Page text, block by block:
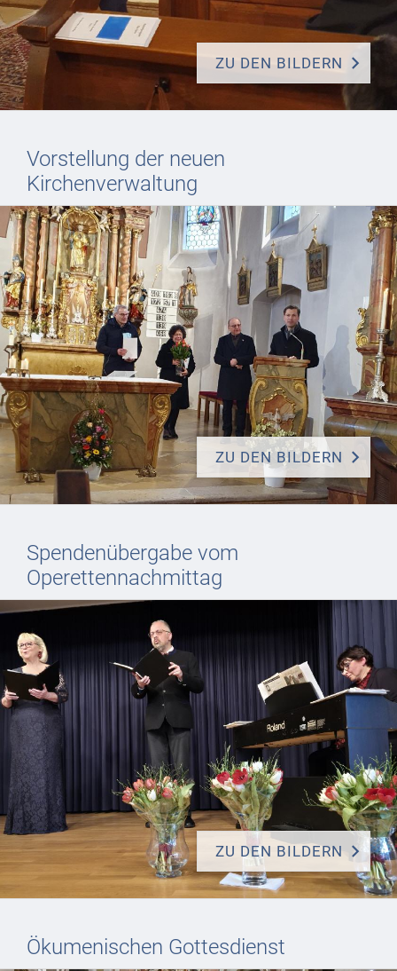
ZU DEN BILDERN
Vorstellung der neuen
Kirchenverwaltung
ZU DEN BILDERN
Spendenübergabe vom
Operettennachmittag
ZU DEN BILDERN
Ökumenischen Gottesdienst